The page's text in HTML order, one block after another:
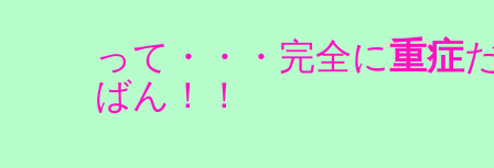
って・・・完全に重症
ばん！！